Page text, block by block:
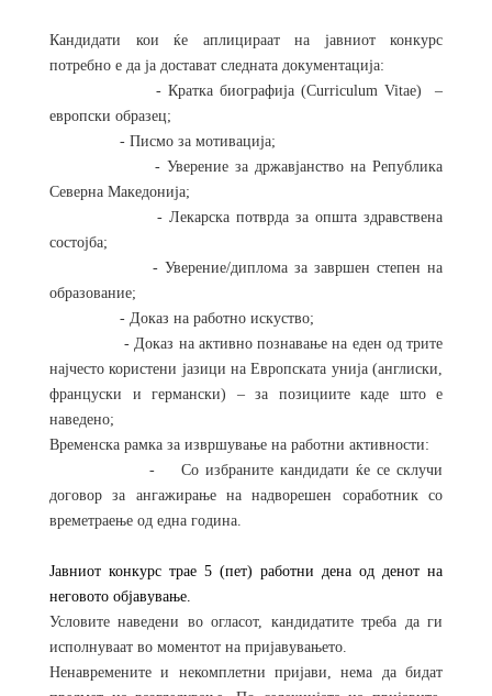
Кандидати кои ќе аплицираат на јавниот конкурс
потребно е да ја достават следната документација:
- Кратка биографија (Curriculum Vitae)
–
европски образец;
- Писмо за мотивација;
- Уверение за државјанство на Република
Северна Македонија;
- Лекарска потврда за општа здравствена
состојба;
- Уверение/диплома за завршен степен на
образование;
- Доказ на работно искуство;
- Доказ на активно познавање на еден од трите
најчесто користени јазици на Европската унија (англиски,
француски и германски) – за позициите каде што е
наведено;
Временска рамка за извршување на работни активности:
-
Со избраните кандидати ќе се склучи
договор за ангажирање на надворешен соработник со
времетраење од една година.
Јавниот конкурс трае 5 (пет) работни дена од денот на
неговото објавување.
Условите наведени во огласот, кандидатите треба да ги
исполнуваат во моментот на пријавувањето.
Ненавремените и некомплетни пријави, нема да бидат